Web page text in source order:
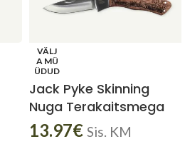
VÄLJ
A MÜ
ÜDUD
Jack Pyke Skinning
Nuga Terakaitsmega
13.97€ Sis. KM